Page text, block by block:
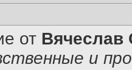
от Вячеслав
и